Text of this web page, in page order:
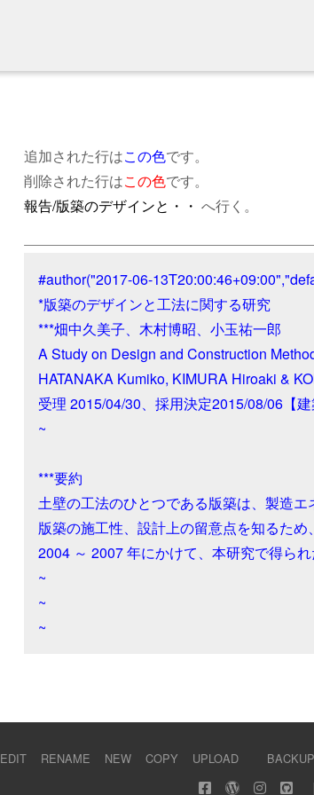
追加された行はこの色です。
削除された行はこの色です。
報告/版築のデザインと・・ へ行く。
#author("2017-06-
*版築のデザインと工法に関する研究
***畑中久美子、木村博昭、小玉祐一郎
A Study on Design and Construction
HATANAKA Kumiko, KIMURA Hiroaki &
受理 2015/04/30、採用決定2015/08/06【建
~
***要約
土壁の工法のひとつである版築は、製造
版築の施工性、設計上の留意点を知るた
2004 ～ 2007 年にかけて、本研究で得ら
~
~
~
EDIT RENAME NEW COPY UPLOAD BACKUP